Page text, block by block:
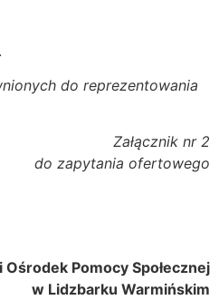
do reprezentowania
Załącznik nr 2
do zapytania ofertowego
Ośrodek Pomocy Społecznej
w Lidzbarku Warmińskim